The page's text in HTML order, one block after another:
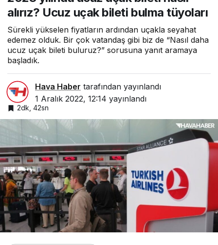
alırız? Ucuz uçak bileti bulma tüyoları
Sürekli yükselen fiyatların ardından uçakla seyahat
edemez olduk. Bir çok vatandaş gibi biz de “Nasıl daha
ucuz uçak bileti buluruz?” sorusuna yanıt aramaya
başladık.
Hava Haber tarafından yayınlandı
1 Aralık 2022, 12:14 yayınlandı
2dk, 42sn